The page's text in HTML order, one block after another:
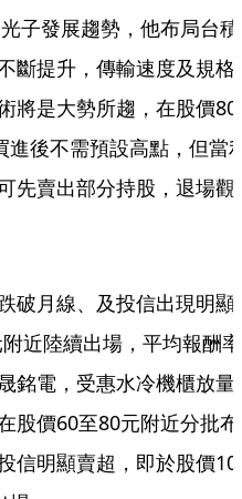
子發展趨勢，他布局台積
斷提升，傳輸速度及規格
將是大勢所趨，在股價80
後不需預設高點，但當
先賣出部分持股，退場觀
破月線、及投信出現明顯
近陸續出場，平均報酬率
銘電，受惠水冷機櫃放量
股價60至80元附近分批布
信明顯賣超，即於股價